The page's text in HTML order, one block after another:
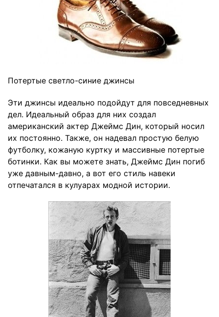
Потертые светло-синие джинсы
Эти джинсы идеально подойдут для повседневных
дел. Идеальный образ для них создал
американский актер Джеймс Дин, который носил
их постоянно. Также, он надевал простую белую
футболку, кожаную куртку и массивные потертые
ботинки. Как вы можете знать, Джеймс Дин погиб
уже давным-давно, а вот его стиль навеки
отпечатался в кулуарах модной истории.